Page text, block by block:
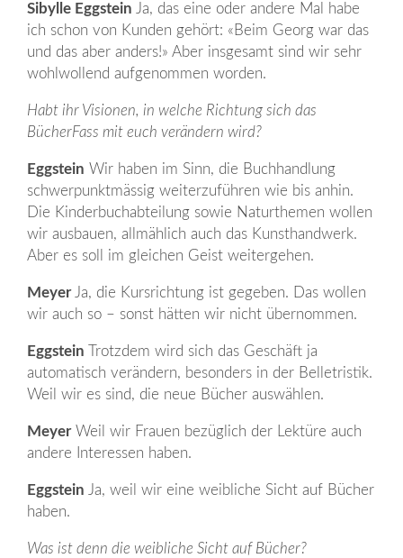
Sibylle Eggstein Ja, das eine oder andere Mal habe
ich schon von Kunden gehört: «Beim Georg war das
und das aber anders!» Aber insgesamt sind wir sehr
wohlwollend aufgenommen worden.
Habt ihr Visionen, in welche Richtung sich das
BücherFass mit euch verändern wird?
Eggstein Wir haben im Sinn, die Buchhandlung
schwerpunktmässig weiterzuführen wie bis anhin.
Die Kinderbuchabteilung sowie Naturthemen wollen
wir ausbauen, allmählich auch das Kunsthandwerk.
Aber es soll im gleichen Geist weitergehen.
MeyerJa, die Kursrichtung ist gegeben. Das wollen
wir auch so – sonst hätten wir nicht übernommen.
Eggstein Trotzdem wird sich das Geschäft ja
automatisch verändern, besonders in der Belletristik.
Weil wir es sind, die neue Bücher auswählen.
MeyerWeil wir Frauen bezüglich der Lektüre auch
andere Interessen haben.
Eggstein Ja, weil wir eine weibliche Sicht auf Bücher
haben.
Was ist denn die weibliche Sicht auf Bücher?